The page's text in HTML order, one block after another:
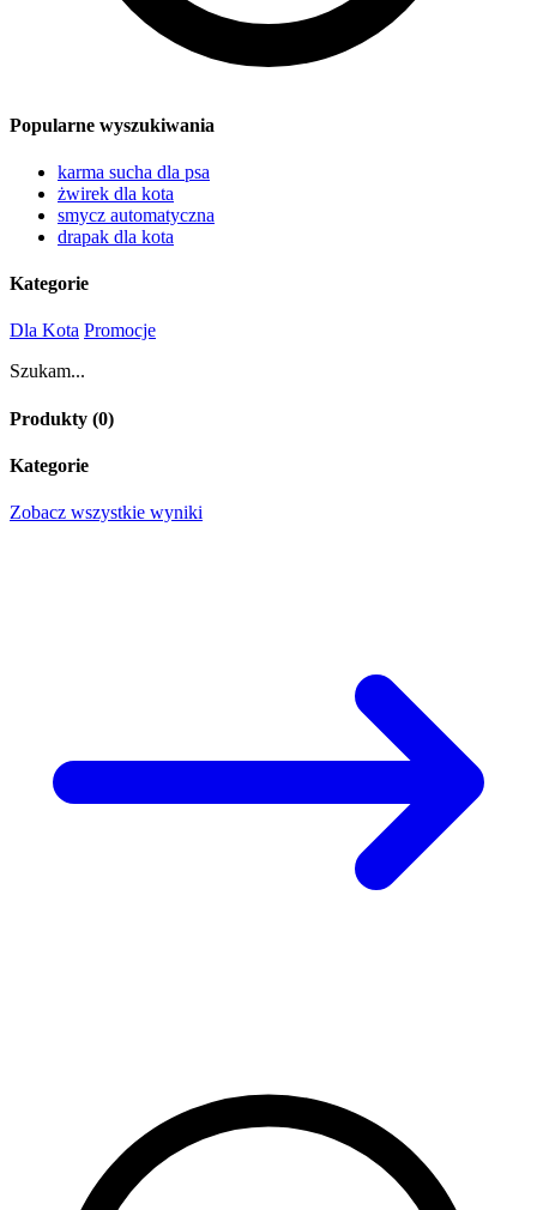
Popularne wyszukiwania
karma sucha dla psa
żwirek dla kota
smycz automatyczna
drapak dla kota
Kategorie
Dla Kota Promocje
Szukam...
Produkty (0)
Kategorie
Zobacz wszystkie wyniki